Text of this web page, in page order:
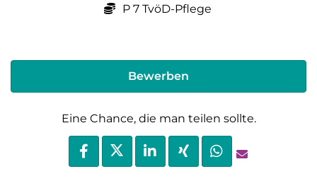
P 7 TvöD-Pflege
Bewerben
Eine Chance, die man teilen sollte.